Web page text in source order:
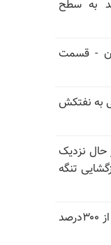
بیکاری ۹.۱ درصد به سطح
- قسمت
به نفتکش
حال نزدیک
تنگه
قبض آب و برق خرداد و تیر بیش از ۳۰۰درصد